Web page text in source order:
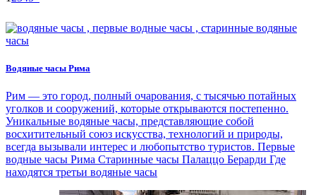
Водяные часы Рима
Рим — это город, полный очарования, с тысячью потайных
уголков и сооружений, которые открываются постепенно.
Уникальные водяные часы, представляющие собой
восхитительный союз искусства, технологий и природы,
всегда вызывали интерес и любопытство туристов. Первые
водные часы Рима Старинные часы Палаццо Берарди Где
находятся третьи водяные часы